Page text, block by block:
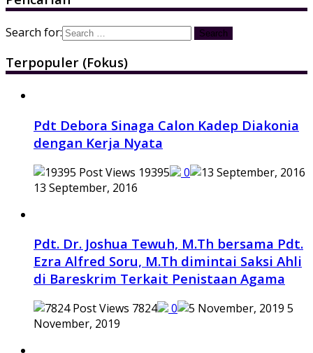
Search for:
Terpopuler (Fokus)
Pdt Debora Sinaga Calon Kadep Diakonia
dengan Kerja Nyata
19395
0
13 September, 2016
Pdt. Dr. Joshua Tewuh, M.Th bersama Pdt.
Ezra Alfred Soru, M.Th dimintai Saksi Ahli
di Bareskrim Terkait Penistaan Agama
7824 0
5
November, 2019